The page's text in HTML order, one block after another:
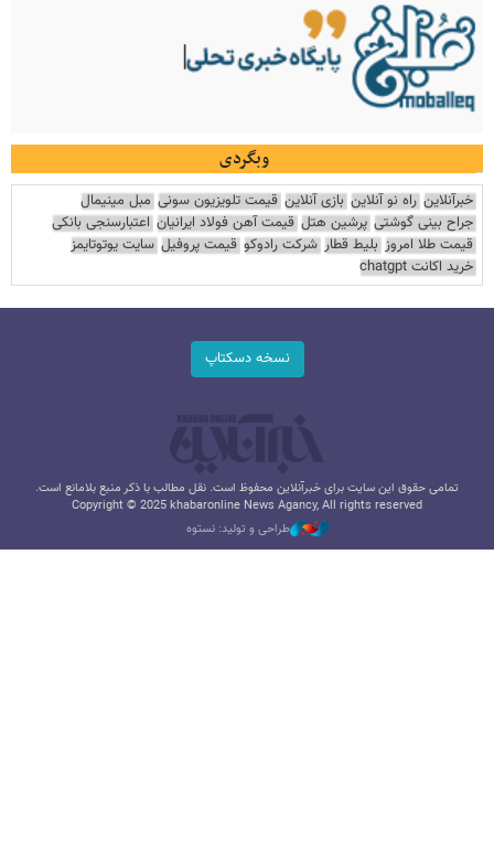
وبگردی
خبرآنلاین راه نو آنلاین بازی آنلاین قیمت تلویزیون سونی مبل مینیمال
جراح بینی گوشتی پرشین هتل قیمت آهن فولاد ایرانیان اعتبارسنجی بانکی
قیمت طلا امروز بلیط قطار شرکت رادوکو قیمت پروفیل سایت یوتوتایمز
خرید اکانت chatgpt
نسخه دسکتاپ
تمامی حقوق این سایت برای خبرآنلاین محفوظ است. نقل مطالب با ذکر منبع بلامانع است.
Copyright © 2025 khabaronline News Agancy, All rights reserved
طراحی و تولید: نستوه